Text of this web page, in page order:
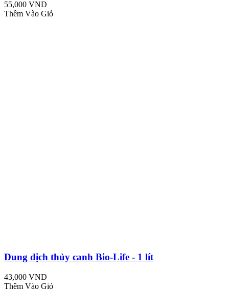
55,000 VND
Thêm Vào Giỏ
Dung dịch thủy canh Bio-Life - 1 lít
43,000 VND
Thêm Vào Giỏ